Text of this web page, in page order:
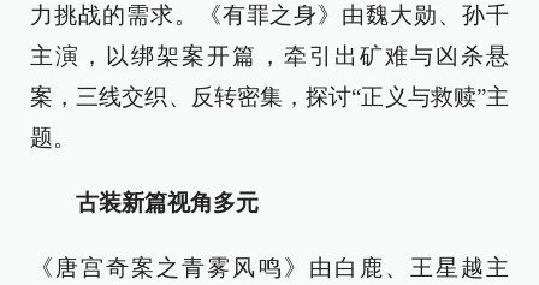
力挑战的需求。《有罪之身》由魏大勋、孙千
主演，以绑架案开篇，牵引出矿难与凶杀悬
案，三线交织、反转密集，探讨“正义与救赎”主
题。
古装新篇视角多元
《唐宫奇案之青雾风鸣》由白鹿、王星越主